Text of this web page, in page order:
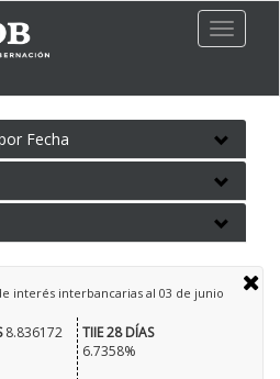
Toggle
Fecha
interés interbancarias al 03 de junio
8.836172
TIIE 28 DÍAS
6.7358%